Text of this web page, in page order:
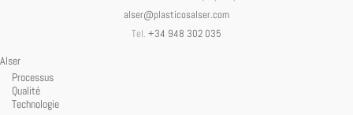
alser@plasticosalser.com
Tel. +34 948 302 035
Alser
Processus
Qualité
Technologie